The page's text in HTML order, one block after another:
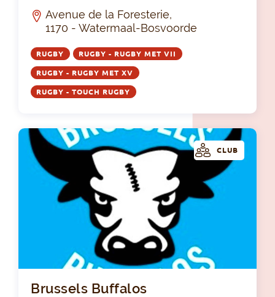
Avenue de la Foresterie,
1170 - Watermaal-Bosvoorde
RUGBY RUGBY - RUGBY MET VII
RUGBY - RUGBY MET XV
RUGBY - TOUCH RUGBY
CLUB
Brussels Buffalos